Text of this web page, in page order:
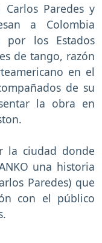
Paredes y
a Colombia
por los Estados
de tango, razón
en el
de su
la obra en
la ciudad donde
una historia
Paredes) que
con el público